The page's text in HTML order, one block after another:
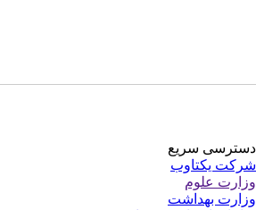
دسترسی سریع
شرکت یکتاوب
وزارت علوم
وزارت بهداشت